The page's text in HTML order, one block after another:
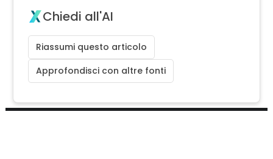
Chiedi all'AI
Riassumi questo articolo
Approfondisci con altre fonti